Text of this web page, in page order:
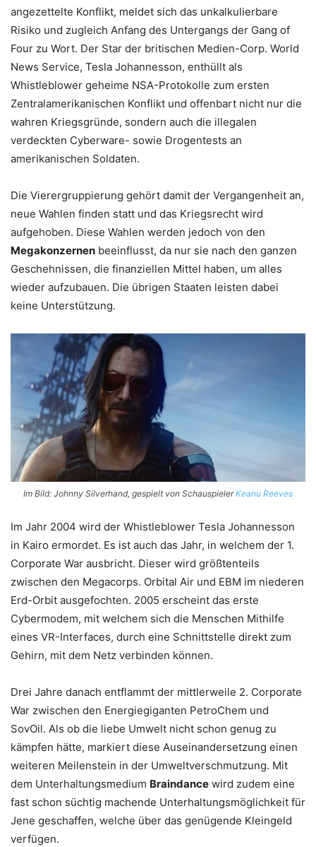
angezettelte Konflikt, meldet sich das unkalkulierbare
Risiko und zugleich Anfang des Untergangs der Gang of
Four zu Wort. Der Star der britischen Medien-Corp. World
News Service, Tesla Johannesson, enthüllt als
Whistleblower geheime NSA-Protokolle zum ersten
Zentralamerikanischen Konflikt und offenbart nicht nur die
wahren Kriegsgründe, sondern auch die illegalen
verdeckten Cyberware- sowie Drogentests an
amerikanischen Soldaten.
Die Vierergruppierung gehört damit der Vergangenheit an,
neue Wahlen finden statt und das Kriegsrecht wird
aufgehoben. Diese Wahlen werden jedoch von den
Megakonzernen beeinflusst, da nur sie nach den ganzen
Geschehnissen, die finanziellen Mittel haben, um alles
wieder aufzubauen. Die übrigen Staaten leisten dabei
keine Unterstützung.
Im Bild: Johnny Silverhand, gespielt von SchauspielerKeanu Reeves
Im Jahr 2004 wird der Whistleblower Tesla Johannesson
in Kairo ermordet. Es ist auch das Jahr, in welchem der 1.
Corporate War ausbricht. Dieser wird größtenteils
zwischen den Megacorps. Orbital Air und EBM im niederen
Erd-Orbit ausgefochten. 2005 erscheint das erste
Cybermodem, mit welchem sich die Menschen Mithilfe
eines VR-Interfaces, durch eine Schnittstelle direkt zum
Gehirn, mit dem Netz verbinden können.
Drei Jahre danach entflammt der mittlerweile 2. Corporate
War zwischen den Energiegiganten PetroChem und
SovOil. Als ob die liebe Umwelt nicht schon genug zu
kämpfen hätte, markiert diese Auseinandersetzung einen
weiteren Meilenstein in der Umweltverschmutzung. Mit
dem Unterhaltungsmedium Braindance wird zudem eine
fast schon süchtig machende Unterhaltungsmöglichkeit für
Jene geschaffen, welche über das genügende Kleingeld
verfügen.